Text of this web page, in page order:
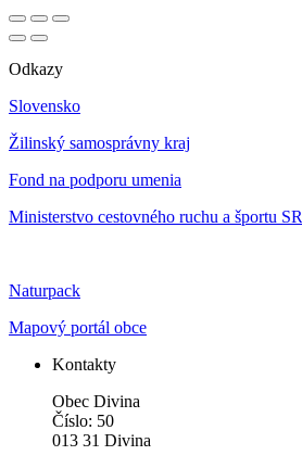
Odkazy
Slovensko
Žilinský samosprávny kraj
Fond na podporu umenia
Ministerstvo cestovného ruchu a športu SR
Naturpack
Mapový portál obce
Kontakty
Obec Divina
Číslo: 50
013 31 Divina